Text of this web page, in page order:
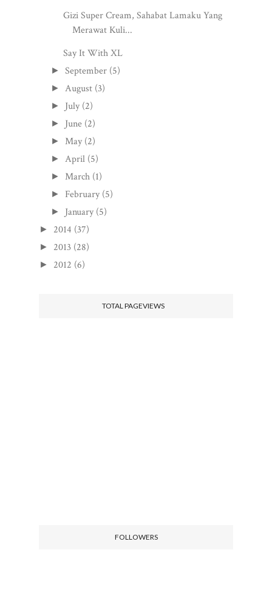
Gizi Super Cream, Sahabat Lamaku Yang
Merawat Kuli...
Say It With XL
►September (5)
► August (3)
► July (2)
► June (2)
► May (2)
► April (5)
► March (1)
► February (5)
► January (5)
► 2014 (37)
► 2013 (28)
► 2012 (6)
TOTAL PAGEVIEWS
FOLLOWERS